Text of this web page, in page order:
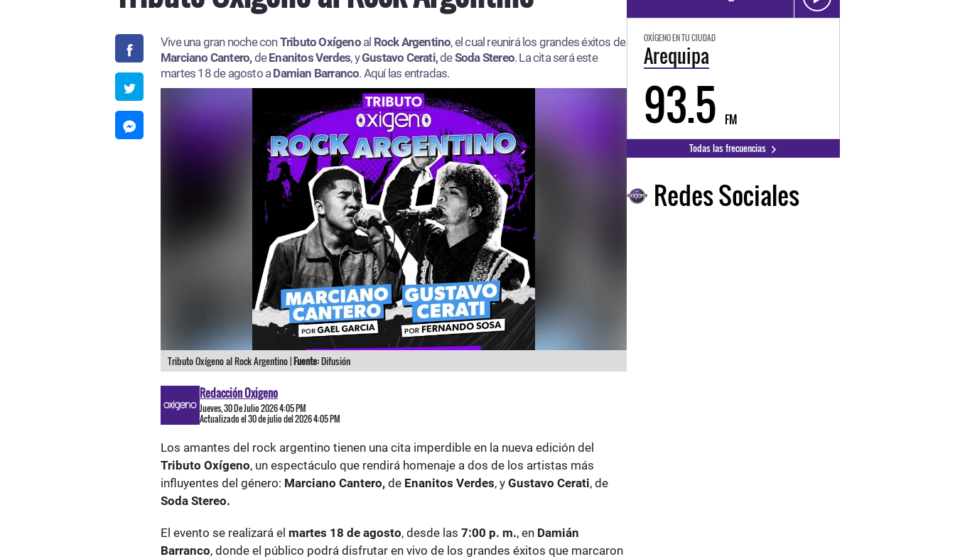
Vive una gran noche conTributo Oxígenoal Rock Argentino, el cual reunirá los grandes éxitos de
Marciano Cantero,deEnanitos Verdes, yGustavo Cerati,deSoda Stereo. La cita será este
martes 18 de agosto aDamian Barranco. Aquí las entradas.​
Tributo Oxígeno al Rock Argentino |Fuente:Difusión
Redacción Oxigeno
Jueves, 30 De Julio 2026 4:05 PM
Actualizado el 30 de julio del 2026 4:05 PM
Los amantes del rock argentino tienen una cita imperdible en la nueva edición del
Tributo Oxígeno, un espectáculo que rendirá homenaje a dos de los artistas más
influyentes del género: Marciano Cantero, de Enanitos Verdes, y Gustavo Cerati, de
Soda Stereo.
El evento se realizará el martes 18 de agosto, desde las 7:00 p. m., en Damián
Barranco, donde el público podrá disfrutar en vivo de los grandes éxitos que marcaron
OXÍGENO EN TU CIUDAD
Arequipa
93.5 FM
Todas las frecuencias
Redes Sociales